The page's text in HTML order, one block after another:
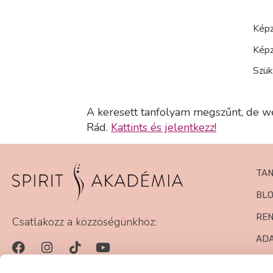
A keresett tanfolyam megszűnt, de
Rád. Kattints és jelentkezz!
Csatlakozz a közzöségünkhöz: